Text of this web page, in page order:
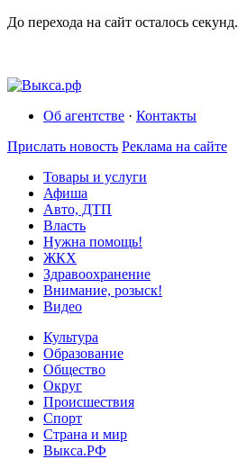
До перехода на сайт осталось секунд.
Об агентстве · Контакты
Прислать новость Реклама на сайте
Товары и услуги
Афиша
Авто, ДТП
Власть
Нужна помощь!
ЖКХ
Здравоохранение
Внимание, розыск!
Видео
Культура
Образование
Общество
Округ
Происшествия
Спорт
Страна и мир
Выкса.РФ